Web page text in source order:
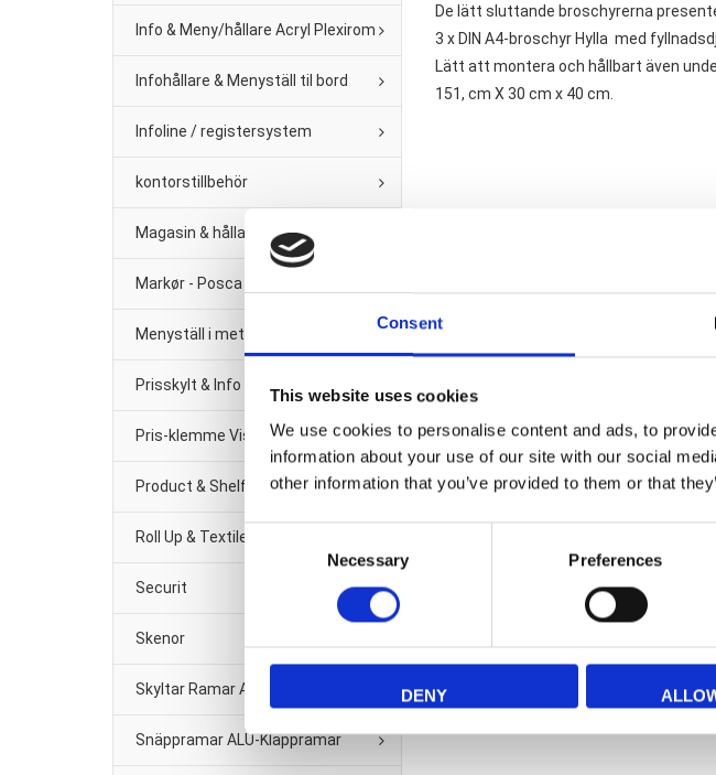
Consent
This website uses cookies
We use cookies to personalise content and ads, to
information about your use of our site with our social
other information that you’ve provided to them or that
Consent
Necessary Preferences
DENY
De lätt sluttande broschyrerna
3 x DIN A4-broschyr Hylla med
Lätt att montera och hållbart även
151, cm X 30 cm x 40 cm.
Info & Meny/hållare Acryl Plexirom
Infohållare & Menyställ til bord
Infoline / registersystem
kontorstillbehör
Magasin & hållare för vägg
Markør - Posca Tush
Menyställ i metal
Prisskylt & Info Black Metal
Pris-klemme Vision Line Klar plast
Product & Shelf management
Roll Up & Textile banner
Securit
Skenor
Skyltar Ramar A2 -A6
Snäppramar ALU-Klappramar